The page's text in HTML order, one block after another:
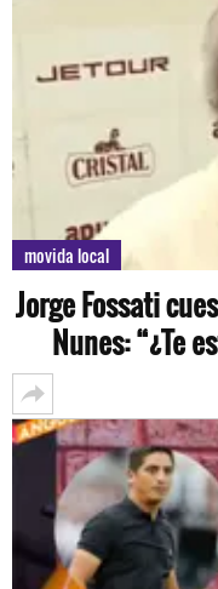
movida local
Jorge Fossati
Nunes: “¿Te